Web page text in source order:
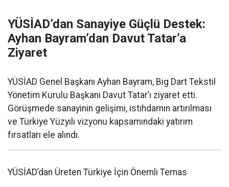
YÜSİAD’dan Sanayiye Güçlü Destek:
Ayhan Bayram’dan Davut Tatar’a
Ziyaret
YÜSİAD Genel Başkanı Ayhan Bayram, Big Dart Tekstil
Yönetim Kurulu Başkanı Davut Tatar’ı ziyaret etti.
Görüşmede sanayinin gelişimi, istihdamın artırılması
ve Türkiye Yüzyılı vizyonu kapsamındaki yatırım
fırsatları ele alındı.
YÜSİAD’dan Üreten Türkiye İçin Önemli Temas